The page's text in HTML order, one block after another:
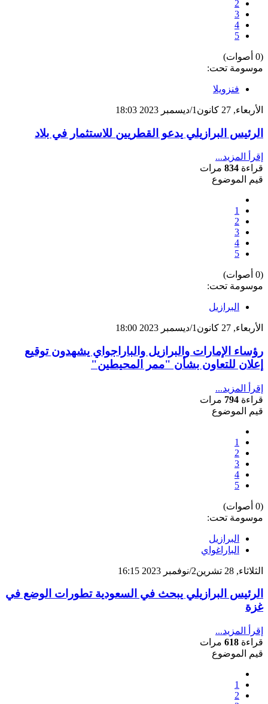
2
3
4
5
(0 أصوات)
موسومة تحت:
فنزويلا
الأربعاء, 27 كانون1/ديسمبر 2023 18:03
الرئيس البرازيلي يدعو القطريين للاستثمار في بلاد
إقرأ المزيد...
قراءة 834 مرات
قيم الموضوع
1
2
3
4
5
(0 أصوات)
موسومة تحت:
البرازيل
الأربعاء, 27 كانون1/ديسمبر 2023 18:00
رؤساء الإمارات والبرازيل والباراجواي يشهدون توقيع
إعلان للتعاون بشأن "ممر المحيطين"
إقرأ المزيد...
قراءة 794 مرات
قيم الموضوع
1
2
3
4
5
(0 أصوات)
موسومة تحت:
البرازيل
الباراغواي
الثلاثاء, 28 تشرين2/نوفمبر 2023 16:15
الرئيس البرازيلي يبحث في السعودية تطورات الوضع في
غزة
إقرأ المزيد...
قراءة 618 مرات
قيم الموضوع
1
2